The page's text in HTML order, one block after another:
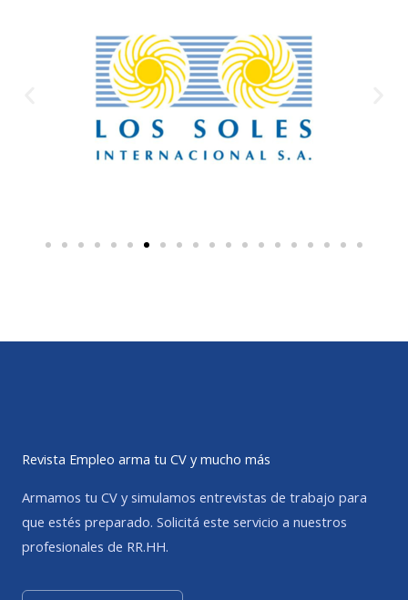
Revista Empleo arma tu CV y mucho más
Armamos tu CV y simulamos entrevistas de trabajo para
que estés preparado. Solicitá este servicio a nuestros
profesionales de RR.HH.